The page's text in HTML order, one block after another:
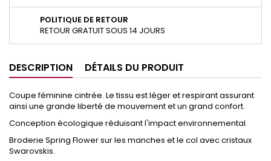
POLITIQUE DE RETOUR
RETOUR GRATUIT SOUS 14 JOURS
DESCRIPTION DÉTAILS DU PRODUIT
Coupe féminine cintrée. Le tissu est léger et respirant assurant
ainsi une grande liberté de mouvement et un grand confort.
Conception écologique réduisant l'impact environnemental.
Broderie Spring Flower sur les manches et le col avec cristaux
Swarovskis.